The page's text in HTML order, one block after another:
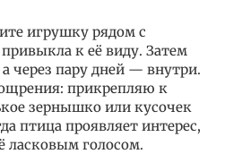
игрушку рядом с
к её виду. Затем
через пару дней — внутри.
прикрепляю к
зернышко или кусочек
птица проявляет интерес,
ласковым голосом.